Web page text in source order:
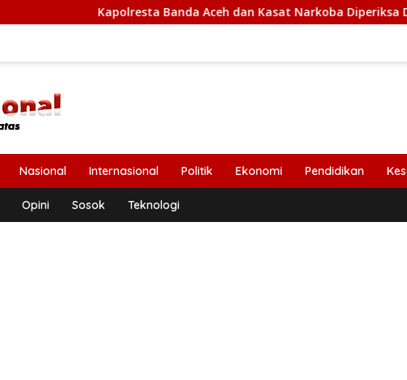
Kapolresta Banda Aceh dan Kasat Narkoba Diperiksa Diperiksa Mabes
Nasional Internasional Politik Ekonomi Pendidikan
Opini Sosok Teknologi